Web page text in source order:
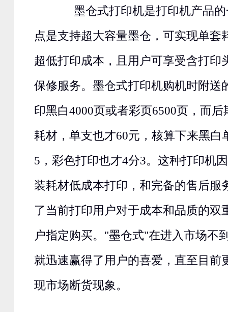
墨仓式打印机是打印机产品的
点是支持超大容量墨仓，可实现单套
超低打印成本，且用户可享受含打印
保修服务。墨仓式打印机购机时附送
印黑白4000页或者彩页6500页，而
耗材，单支也才60元，核算下来黑白
5，彩色打印也才4分3。这种打印机
装耗材低成本打印，和完备的售后服
了当前打印用户对于成本和品质的双
户指定购买。"墨仓式"在进入市场不
就迅速赢得了用户的喜爱，直至目前
现市场断货现象。